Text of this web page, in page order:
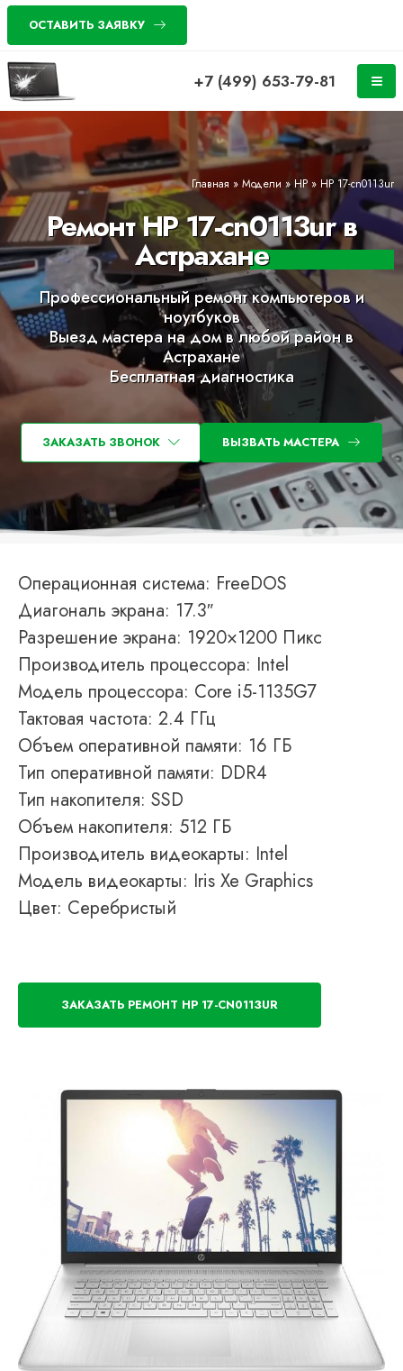
ОСТАВИТЬ ЗАЯВКУ
+7 (499) 653-79-81
Главная » Модели »HP» HP 17-cn0113ur
Ремонт HP 17-cn0113ur в
Астрахане
Профессиональный ремонт компьютеров и
ноутбуков
Выезд мастера на дом в любой район в
Астрахане
Бесплатная диагностика
ЗАКАЗАТЬ ЗВОНОК ВЫЗВАТЬ МАСТЕРА
Операционная система: FreeDOS
Диагональ экрана: 17.3″
Разрешение экрана: 1920×1200 Пикс
Производитель процессора: Intel
Модель процессора: Core i5-1135G7
Тактовая частота: 2.4 ГГц
Объем оперативной памяти: 16 ГБ
Тип оперативной памяти: DDR4
Тип накопителя: SSD
Объем накопителя: 512 ГБ
Производитель видеокарты: Intel
Модель видеокарты: Iris Xe Graphics
Цвет: Серебристый
ЗАКАЗАТЬ РЕМОНТ HP 17-CN0113UR